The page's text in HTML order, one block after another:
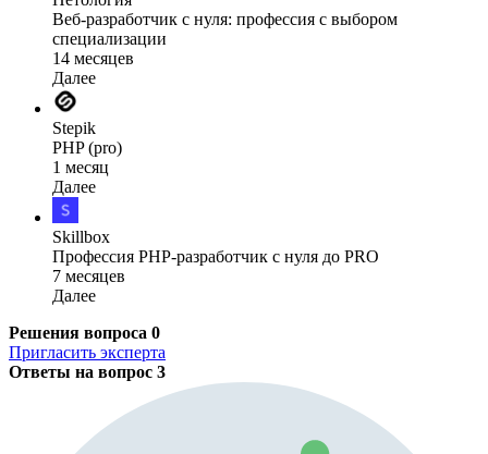
Веб-разработчик с нуля: профессия с выбором
специализации
14 месяцев
Далее
Stepik
PHP (pro)
1 месяц
Далее
Skillbox
Профессия PHP-разработчик с нуля до PRO
7 месяцев
Далее
Решения вопроса 0
Пригласить эксперта
Ответы на вопрос 3